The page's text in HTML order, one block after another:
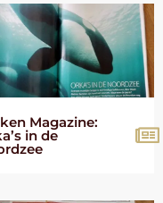
Magazine:
in de